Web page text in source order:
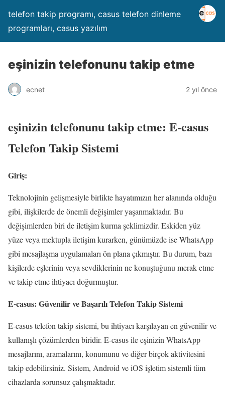
telefon takip programı, casus telefon dinleme
programları, casus yazılım
eşinizin telefonunu takip etme
ecnet 2 yıl önce
eşinizin telefonunu takip etme: E-casus
Telefon Takip Sistemi
Giriş:
Teknolojinin gelişmesiyle birlikte hayatımızın her alanında olduğu
gibi, ilişkilerde de önemli değişimler yaşanmaktadır. Bu
değişimlerden biri de iletişim kurma şeklimizdir. Eskiden yüz
yüze veya mektupla iletişim kurarken, günümüzde ise WhatsApp
gibi mesajlaşma uygulamaları ön plana çıkmıştır. Bu durum, bazı
kişilerde eşlerinin veya sevdiklerinin ne konuştuğunu merak etme
ve takip etme ihtiyacı doğurmuştur.
E-casus: Güvenilir ve Başarılı Telefon Takip Sistemi
E-casus telefon takip sistemi, bu ihtiyacı karşılayan en güvenilir ve
kullanışlı çözümlerden biridir. E-casus ile eşinizin WhatsApp
mesajlarını, aramalarını, konumunu ve diğer birçok aktivitesini
takip edebilirsiniz. Sistem, Android ve iOS işletim sistemli tüm
cihazlarda sorunsuz çalışmaktadır.